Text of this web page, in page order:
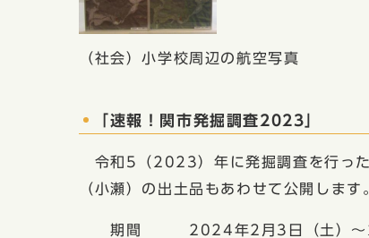
（社会）小学校周辺の航空写真
「速報！関市発掘調査2023」
令和5（2023）年に発掘調査を行った
（小瀬）の出土品もあわせて公開します
期間 2024年2月3日（土）〜2